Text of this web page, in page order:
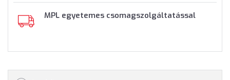
MPL egyetemes csomagszolgáltatással